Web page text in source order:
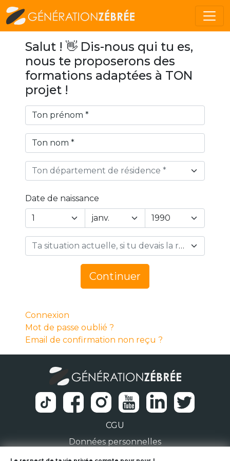
Salut ! 👋 Dis-nous qui tu es,
nous te proposerons des
formations adaptées à TON
projet !
Ton département de résidence *
Date de naissance
Year
Day
Ta situation actuelle, si tu devais la résumer en 1 mot… *
Continuer
Connexion
Mot de passe oublié ?
Email de confirmation non reçu ?
CGU
Données personnelles